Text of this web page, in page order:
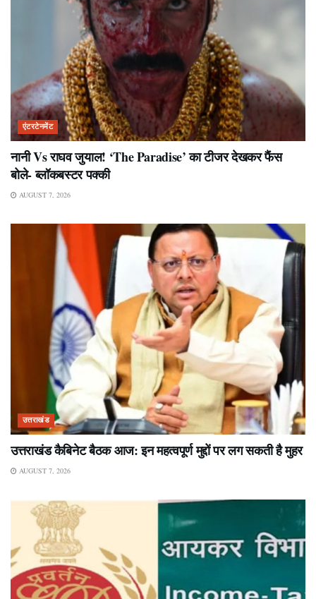
एंटरटेनमेंट
नानी Vs राघव जुयाल! ‘The Paradise’ का टीजर देखकर फैंस
बोले- ब्लॉकबस्टर पक्की
AUGUST 7, 2026
उत्तराखंड
उत्तराखंड कैबिनेट बैठक आज: इन महत्वपूर्ण मुद्दों पर लग सकती है मुहर
AUGUST 7, 2026